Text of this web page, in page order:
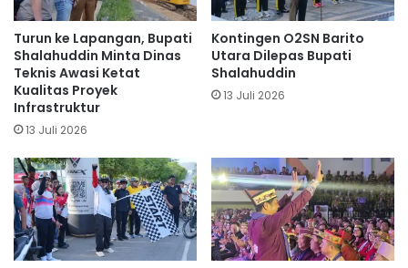
Turun ke Lapangan, Bupati
Shalahuddin Minta Dinas
Teknis Awasi Ketat
Kualitas Proyek
Infrastruktur
13 Juli 2026
Kontingen O2SN Barito
Utara Dilepas Bupati
Shalahuddin
13 Juli 2026